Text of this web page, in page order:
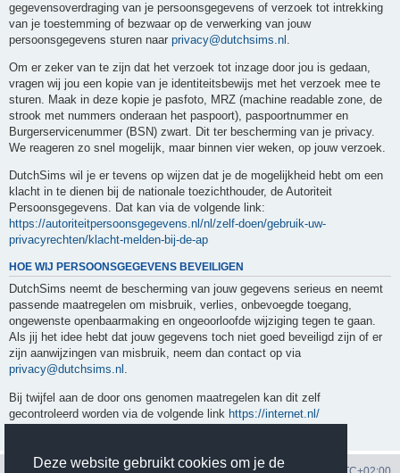
Deze website gebruikt cookies om je de
gegevensoverdraging van je persoonsgegevens of verzoek tot intrekking
van je toestemming of bezwaar op de verwerking van jouw
persoonsgegevens sturen naar privacy@dutchsims.nl .
Om er zeker van te zijn dat het verzoek tot inzage door jou is gedaan,
vragen wij jou een kopie van je identiteitsbewijs met het verzoek mee te
sturen. Maak in deze kopie je pasfoto, MRZ (machine readable zone, de
strook met nummers onderaan het paspoort), paspoortnummer en
Burgerservicenummer (BSN) zwart. Dit ter bescherming van je privacy.
We reageren zo snel mogelijk, maar binnen vier weken, op jouw verzoek.
DutchSims wil je er tevens op wijzen dat je de mogelijkheid hebt om een
klacht in te dienen bij de nationale toezichthouder, de Autoriteit
Persoonsgegevens. Dat kan via de volgende link:
https://autoriteitpersoonsgegevens.nl/nl/zelf-doen/gebruik-uw-
privacyrechten/klacht-melden-bij-de-ap
HOE WIJ PERSOONSGEGEVENS BEVEILIGEN
DutchSims neemt de bescherming van jouw gegevens serieus en neemt
passende maatregelen om misbruik, verlies, onbevoegde toegang,
ongewenste openbaarmaking en ongeoorloofde wijziging tegen te gaan.
Als jij het idee hebt dat jouw gegevens toch niet goed beveiligd zijn of er
zijn aanwijzingen van misbruik, neem dan contact op via
privacy@dutchsims.nl .
Bij twijfel aan de door ons genomen maatregelen kan dit zelf
gecontroleerd worden via de volgende link https://internet.nl/